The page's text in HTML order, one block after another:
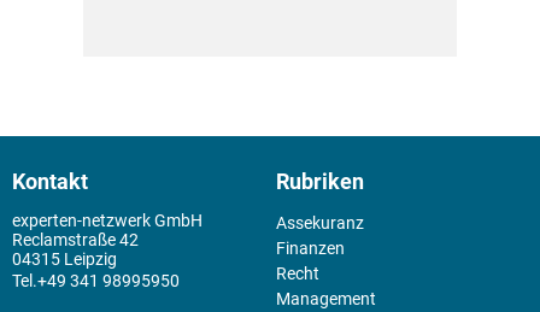
Kontakt
experten-netzwerk GmbH
Reclamstraße 42
04315 Leipzig
+49 341 98995950
Rubriken
Assekuranz
Finanzen
Recht
Management